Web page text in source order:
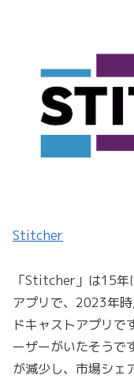
Stitcher
「Stitcher」は15年
アプリで、2023年
ドキャストアプリ
ーザーがいたそうで
が減少し、市場シェ